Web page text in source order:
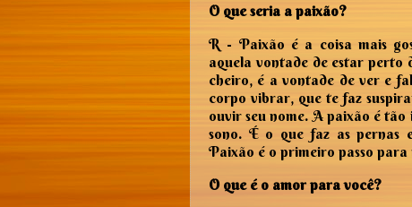
O que seria a paixão?
R - Paixão é a coisa mais
aquela vontade de estar perto
cheiro, é a vontade de ver e
corpo vibrar, que te faz
ouvir seu nome. A paixão é
sono. É o que faz as pernas
Paixão é o primeiro passo
O que é o amor para você?